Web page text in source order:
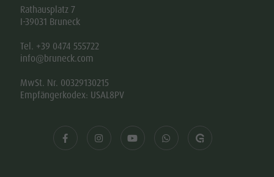
Rathausplatz 7
I-39031 Bruneck
Tel. +39 0474 555722
info@bruneck.com
MwSt. Nr. 00329130215
Empfängerkodex: USAL8PV